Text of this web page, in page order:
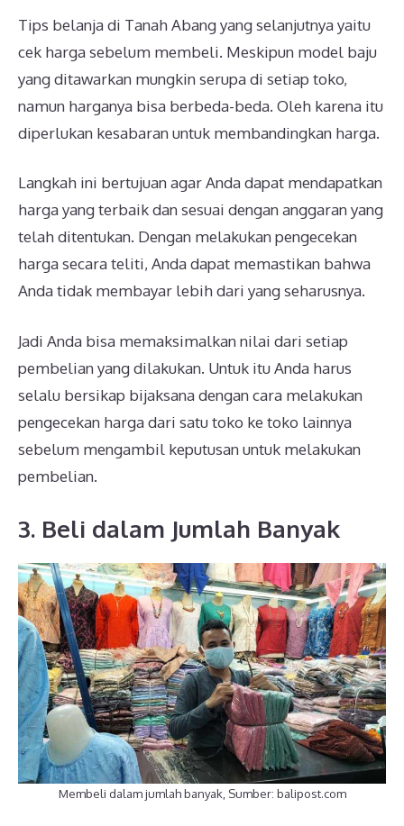
Tips belanja di Tanah Abang yang selanjutnya yaitu
cek harga sebelum membeli. Meskipun model baju
yang ditawarkan mungkin serupa di setiap toko,
namun harganya bisa berbeda-beda. Oleh karena itu
diperlukan kesabaran untuk membandingkan harga.
Langkah ini bertujuan agar Anda dapat mendapatkan
harga yang terbaik dan sesuai dengan anggaran yang
telah ditentukan. Dengan melakukan pengecekan
harga secara teliti, Anda dapat memastikan bahwa
Anda tidak membayar lebih dari yang seharusnya.
Jadi Anda bisa memaksimalkan nilai dari setiap
pembelian yang dilakukan. Untuk itu Anda harus
selalu bersikap bijaksana dengan cara melakukan
pengecekan harga dari satu toko ke toko lainnya
sebelum mengambil keputusan untuk melakukan
pembelian.
3. Beli dalam Jumlah Banyak
Membeli dalam jumlah banyak, Sumber: balipost.com